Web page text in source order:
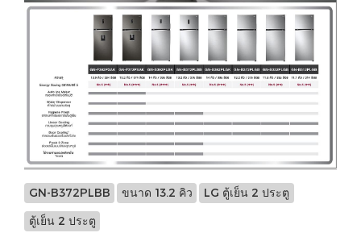
GN-B372PLBB ขนาด 13.2 คิว LG ตู้เย็น 2 ประตู
ตู้เย็น 2 ประตู